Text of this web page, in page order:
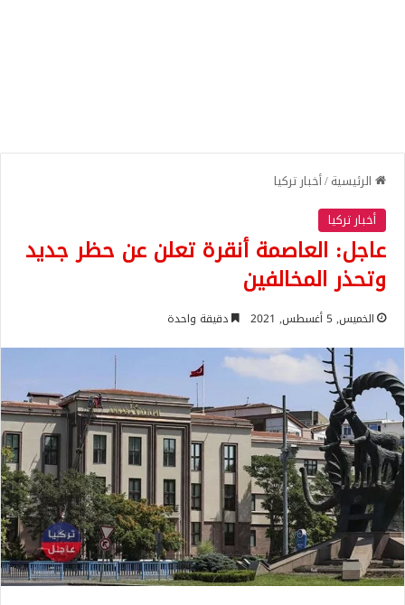
الرئيسية/أخبار تركيا
أخبار تركيا
عاجل: العاصمة أنقرة تعلن عن حظر جديد
وتحذر المخالفين
الخميس, 5 أغسطس, 2021 دقيقة واحدة